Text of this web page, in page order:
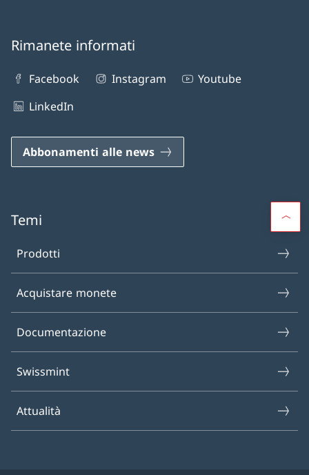
Rimanete informati
Facebook Instagram
Youtube
LinkedIn
Abbonamenti alle news
Temi
Prodotti
Acquistare monete
Documentazione
Swissmint
Attualità